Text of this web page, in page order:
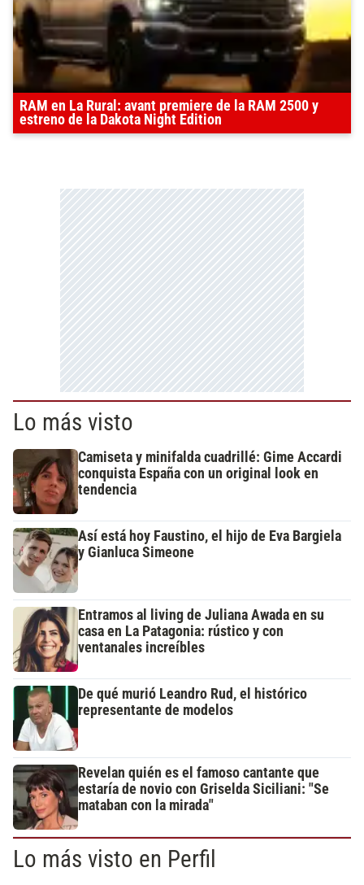
RAM en La Rural: avant premiere de la RAM 2500 y
estreno de la Dakota Night Edition
Lo más visto
Camiseta y minifalda cuadrillé: Gime Accardi
conquista España con un original look en
tendencia
Así está hoy Faustino, el hijo de Eva Bargiela
y Gianluca Simeone
Entramos al living de Juliana Awada en su
casa en La Patagonia: rústico y con
ventanales increíbles
De qué murió Leandro Rud, el histórico
representante de modelos
Revelan quién es el famoso cantante que
estaría de novio con Griselda Siciliani: "Se
mataban con la mirada"
Lo más visto en Perfil